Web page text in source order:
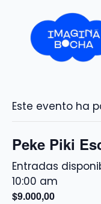
contenido
Este evento ha
Peke Piki
10:00 am
$9.000,00